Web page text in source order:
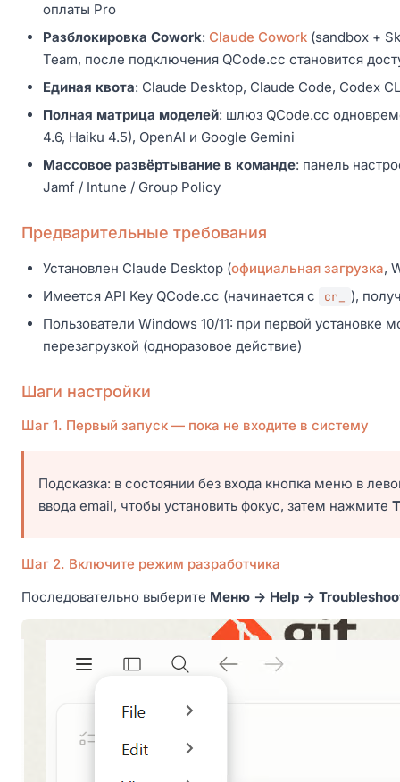
оплаты Pro
Разблокировка Cowork: Claude Cowork (sandbox +
Team, после подключения QCode.cc становится
Единая квота: Claude Desktop, Claude Code, Codex
Полная матрица моделей: шлюз QCode.cc
4.6, Haiku 4.5), OpenAI и Google Gemini
Массовое развёртывание в команде: панель
Jamf / Intune / Group Policy
Предварительные требования
Установлен Claude Desktop (официальная загрузка,
Имеется API Key QCode.cc (начинается с
cr_
),
Пользователи Windows 10/11: при первой
перезагрузкой (одноразовое действие)
Шаги настройки
Шаг 1. Первый запуск — пока не входите в систему
Подсказка: в состоянии без входа кнопка меню в
ввода email, чтобы установить фокус, затем нажмите
Шаг 2. Включите режим разработчика
Последовательно выберите Меню → Help →